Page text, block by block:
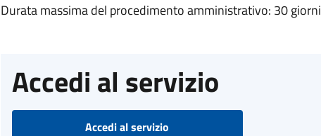
Durata massima del procedimento amministrativo: 30 giorni
Accedi al servizio
Accedi al servizio